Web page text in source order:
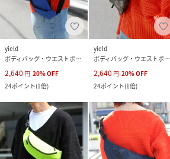
yield
ボディバッグ・ウエストポーチ
2,640 円 20%OFF
24ポイント(1倍)
yield
ボディバッグ・ウエストポーチ
2,640 円 20%OFF
24ポイント(1倍)